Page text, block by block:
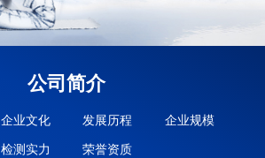
公司简介
企业文化 发展历程 企业规模
检测实力 荣誉资质